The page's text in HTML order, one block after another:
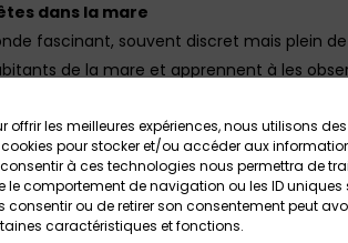
offrir les meilleures expériences, nous utilisons
pour stocker et/ou accéder aux
à ces technologies nous permettra de
le comportement de navigation ou les ID uniques
consentir ou de retirer son consentement peut
caractéristiques et fonctions.
dans la mare
fascinant, souvent discret mais plein
de la mare et apprennent à les
et curieux capturent avec
d’insectes, tritons ou encore grenouilles.
riche et fragile.
ludique et immersive, parfaite pour
au 26 juillet : Papier recyclé